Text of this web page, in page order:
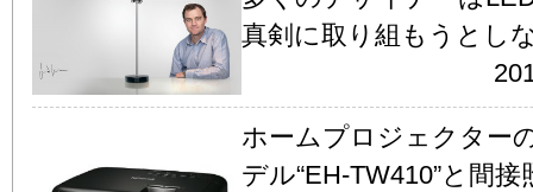
真剣に取り組もうとし
ホームプロジェクター
デル“EH-TW410”と間接